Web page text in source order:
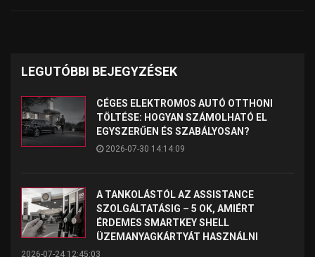
LEGUTÓBBI BEJEGYZÉSEK
CÉGES ELEKTROMOS AUTÓ OTTHONI
TÖLTÉSE: HOGYAN SZÁMOLHATÓ EL
EGYSZERŰEN ÉS SZABÁLYOSAN?
2026-07-30 14:14:09
A TANKOLÁSTÓL AZ ASSISTANCE
SZOLGÁLTATÁSIG – 5 OK, AMIÉRT
ÉRDEMES SMARTKEY SHELL
ÜZEMANYAGKÁRTYÁT HASZNÁLNI
2026-07-24 12:45:03